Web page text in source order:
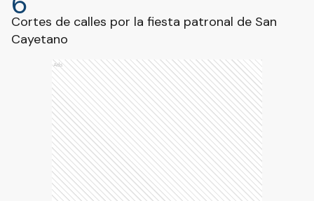
Cortes de calles por la fiesta patronal de San
Cayetano
Ads